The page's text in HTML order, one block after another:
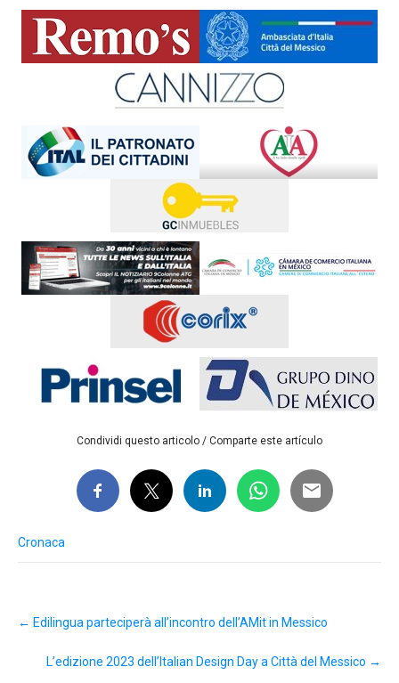
Condividi questo articolo / Comparte este artículo
Cronaca
navigation
← Edilingua parteciperà all’incontro dell’AMit in Messico
L’edizione 2023 dell’Italian Design Day a Città del Messico →